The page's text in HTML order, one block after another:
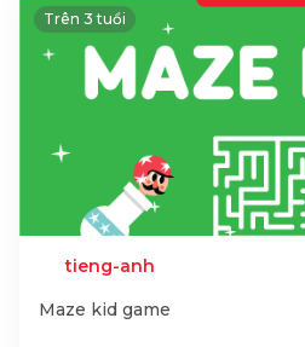
Trên 3 tuổi
tieng-anh
Maze kid game